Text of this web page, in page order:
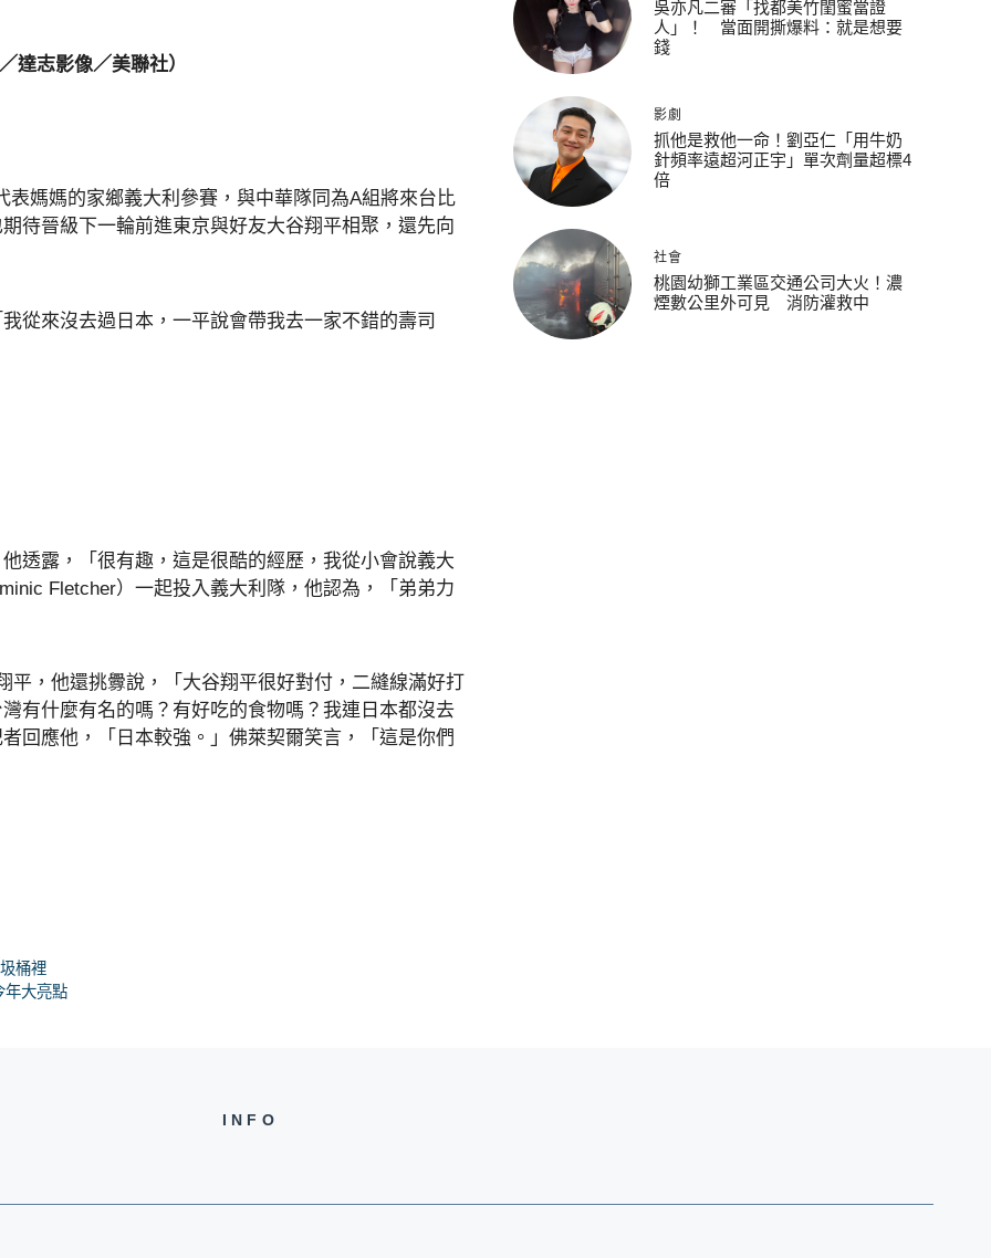
志影像／美聯社）
媽媽的家鄉義大利參賽，與中華隊同為A組將來台比
待晉級下一輪前進東京與好友大谷翔平相聚，還先向
從來沒去過日本，一平說會帶我去一家不錯的壽司
透露，「很有趣，這是很酷的經歷，我從小會說義大
Fletcher）一起投入義大利隊，他認為，「弟弟力
，他還挑釁說，「大谷翔平很好對付，二縫線滿好打
有什麼有名的嗎？有好吃的食物嗎？我連日本都沒去
回應他，「日本較強。」佛萊契爾笑言，「這是你們
桶裡
大亮點
吳亦凡二審「找都美竹閨蜜當證
人」！ 當面開撕爆料：就是想要
錢
影劇
抓他是救他一命！劉亞仁「用牛奶
針頻率遠超河正宇」單次劑量超標4
倍
社會
桃園幼獅工業區交通公司大火！濃
煙數公里外可見 消防灌救中
INFO